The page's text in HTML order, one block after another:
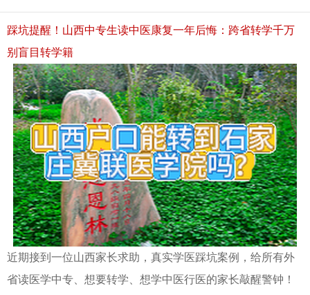
踩坑提醒！山西中专生读中医康复一年后悔：跨省转学千万
别盲目转学籍
近期接到一位山西家长求助，真实学医踩坑案例，给所有外
省读医学中专、想要转学、想学中医行医的家长敲醒警钟！